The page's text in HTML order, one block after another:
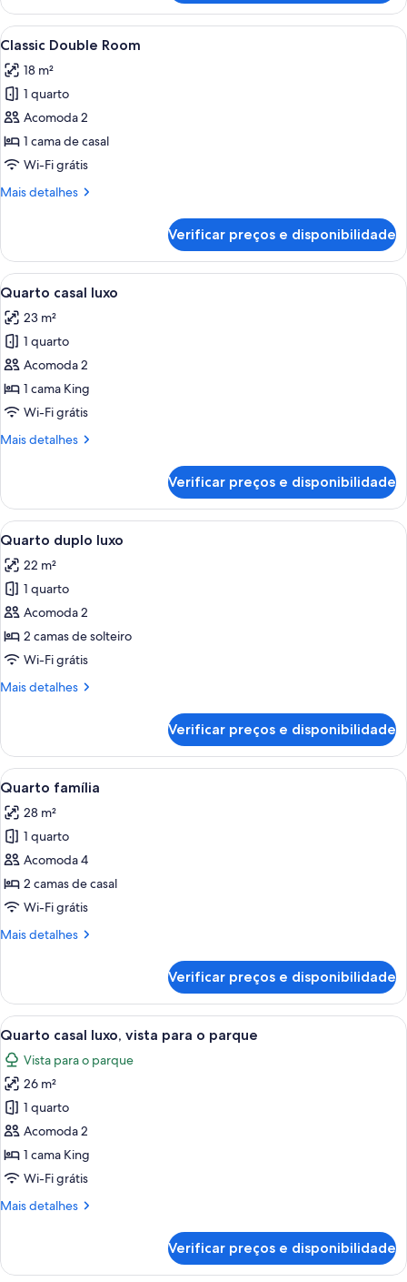
Twin
Room
Carrega
todas
as
fotos
de
Classic
Double
Quarto de hotel com uma cama
4
Classic Double Room
18 m²
1 quarto
Acomoda 2
1 cama de casal
Wi-Fi grátis
Mais detalhes
Mais
Double
Room
Verificar preços e disponibilidade
Carrega
todas
as
fotos
de
Quarto
casal
Quarto de hotel com uma cama,
4
Quarto casal luxo
23 m²
1 quarto
Acomoda 2
1 cama King
Wi-Fi grátis
Mais detalhes
Mais
casal
luxo
Verificar preços e disponibilidade
Carrega
todas
as
fotos
de
Quarto
duplo
Quarto de hotel com uma cama
4
Quarto duplo luxo
22 m²
1 quarto
Acomoda 2
2 camas de solteiro
Wi-Fi grátis
Mais detalhes
Mais
duplo
luxo
Verificar preços e disponibilidade
Carrega
todas
as
fotos
de
Quarto
família
Quarto de hotel com duas camas,
6
Quarto família
28 m²
1 quarto
Acomoda 4
2 camas de casal
Wi-Fi grátis
Mais detalhes
Mais
família
Verificar preços e disponibilidade
Carrega
todas
as
fotos
de
Quarto
casal
luxo,
para
Quarto de hotel com cama, mesa de
6
Quarto casal luxo, vista para o parque
Vista para o parque
26 m²
1 quarto
Acomoda 2
1 cama King
Wi-Fi grátis
Mais detalhes
Mais
casal
Verificar preços e disponibilidade